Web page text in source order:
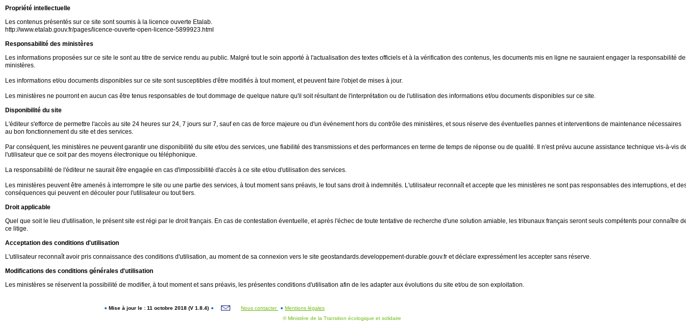
Propriété intellectuelle
Les contenus présentés sur ce site sont soumis à la licence ouverte Etalab.
http://www.etalab.gouv.fr/pages/licence-ouverte-open-licence-5899923.html
Responsabilité des ministères
Les informations proposées sur ce site le sont au titre de service rendu au public. Malgré tout le soin apporté à l'actualisation des textes officiels et à la vérification des contenus, les documents mis en ligne ne sauraient engager la responsabilité
ministères.
Les informations et/ou documents disponibles sur ce site sont susceptibles d'être modifiés à tout moment, et peuvent faire l'objet de mises à jour.
Les ministères ne pourront en aucun cas être tenus responsables de tout dommage de quelque nature qu'il soit résultant de l'interprétation ou de l'utilisation des informations et/ou documents disponibles sur ce site.
Disponibilité du site
L'éditeur s'efforce de permettre l'accès au site 24 heures sur 24, 7 jours sur 7, sauf en cas de force majeure ou d'un événement hors du contrôle des ministères, et sous réserve des éventuelles pannes et interventions de maintenance nécessaires
au bon fonctionnement du site et des services.
Par conséquent, les ministères ne peuvent garantir une disponibilité du site et/ou des services, une fiabilité des transmissions et des performances en terme de temps de réponse ou de qualité. Il n'est prévu aucune assistance technique vis-à-vis
l'utilisateur que ce soit par des moyens électronique ou téléphonique.
La responsabilité de l'éditeur ne saurait être engagée en cas d'impossibilité d'accès à ce site et/ou d'utilisation des services.
Les ministères peuvent être amenés à interrompre le site ou une partie des services, à tout moment sans préavis, le tout sans droit à indemnités. L'utilisateur reconnaît et accepte que les ministères ne sont pas responsables des interruptions, et
conséquences qui peuvent en découler pour l'utilisateur ou tout tiers.
Droit applicable
Quel que soit le lieu d'utilisation, le présent site est régi par le droit français. En cas de contestation éventuelle, et après l'échec de toute tentative de recherche d'une solution amiable, les tribunaux français seront seuls compétents pour connaître
ce litige.
Acceptation des conditions d'utilisation
L'utilisateur reconnaît avoir pris connaissance des conditions d'utilisation, au moment de sa connexion vers le site geostandards.developpement-durable.gouv.fr et déclare expressément les accepter sans réserve.
Modifications des conditions générales d'utilisation
Les ministères se réservent la possibilité de modifier, à tout moment et sans préavis, les présentes conditions d'utilisation afin de les adapter aux évolutions du site et/ou de son exploitation.
Mise à jour le : 11 octobre 2018 (V 1.8.4) Nous contacter
Mentions légales
© Ministère de la Transition écologique et solidaire